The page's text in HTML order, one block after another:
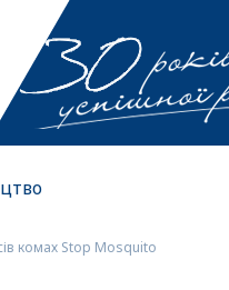
комах Stop Mosquito